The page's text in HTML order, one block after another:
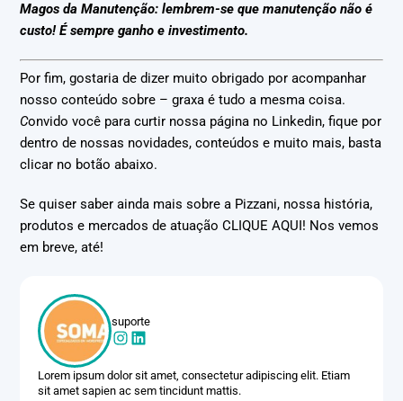
Magos da Manutenção: lembrem-se que manutenção não é
custo! É sempre ganho e investimento.
Por fim, gostaria de dizer muito obrigado por acompanhar
nosso conteúdo sobre – graxa é tudo a mesma coisa.
Convido você para curtir nossa página no Linkedin, fique por
dentro de nossas novidades, conteúdos e muito mais, basta
clicar no botão abaixo.
Se quiser saber ainda mais sobre a Pizzani, nossa história,
produtos e mercados de atuação CLIQUE AQUI! Nos vemos
em breve, até!
suporte
Lorem ipsum dolor sit amet, consectetur adipiscing elit. Etiam
sit amet sapien ac sem tincidunt mattis.